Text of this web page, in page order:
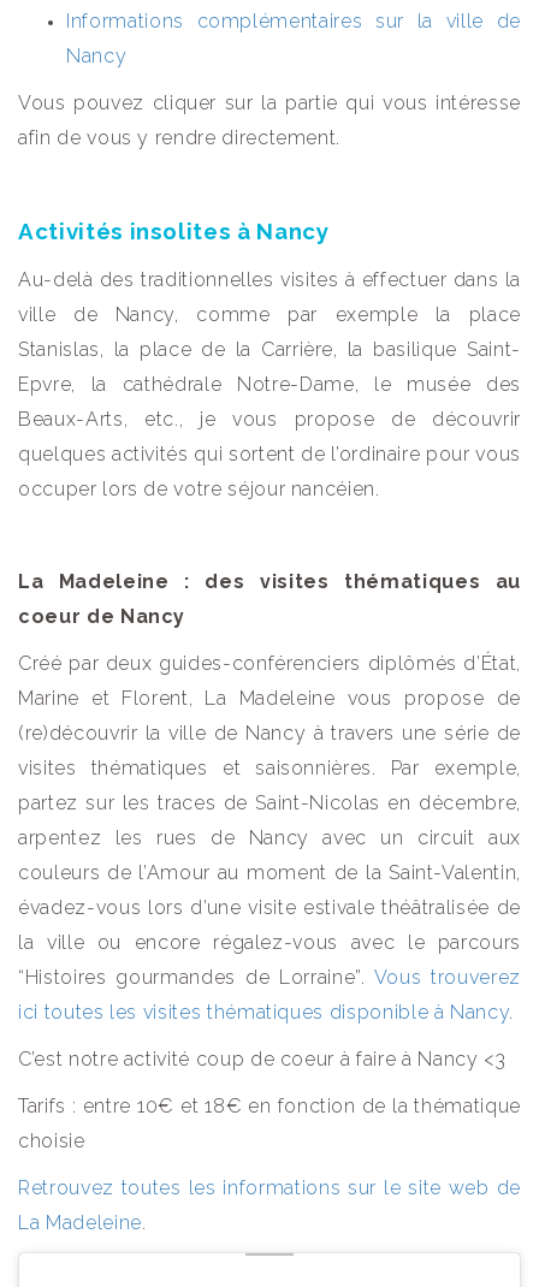
Informations complémentaires sur la ville de
Nancy
Vous pouvez cliquer sur la partie qui vous intéresse
afin de vous y rendre directement.
Activités insolites à Nancy
Au-delà des traditionnelles visites à effectuer dans la
ville de Nancy, comme par exemple la place
Stanislas, la place de la Carrière, la basilique Saint-
Epvre, la cathédrale Notre-Dame, le musée des
Beaux-Arts, etc., je vous propose de découvrir
quelques activités qui sortent de l’ordinaire pour vous
occuper lors de votre séjour nancéien.
La Madeleine : des visites thématiques au
coeur de Nancy
Créé par deux guides-conférenciers diplômés d’État,
Marine et Florent, La Madeleine vous propose de
(re)découvrir la ville de Nancy à travers une série de
visites thématiques et saisonnières. Par exemple,
partez sur les traces de Saint-Nicolas en décembre,
arpentez les rues de Nancy avec un circuit aux
couleurs de l’Amour au moment de la Saint-Valentin,
évadez-vous lors d’une visite estivale théâtralisée de
la ville ou encore régalez-vous avec le parcours
“Histoires gourmandes de Lorraine”. Vous trouverez
ici toutes les visites thématiques disponible à Nancy.
C’est notre activité coup de coeur à faire à Nancy <3
Tarifs : entre 10€ et 18€ en fonction de la thématique
choisie
Retrouvez toutes les informations sur le site web de
La Madeleine.